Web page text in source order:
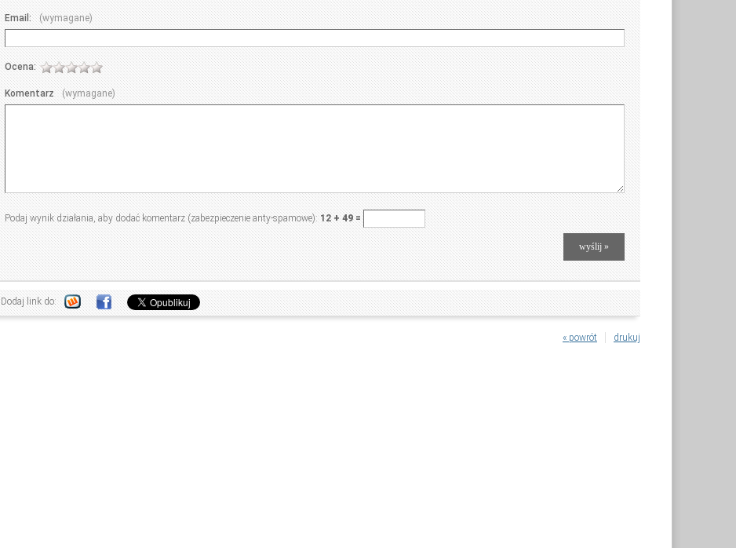
Email: (wymagane)
Ocena:
Komentarz (wymagane)
Podaj wynik działania, aby dodać komentarz (zabezpieczenie anty-spamowe):12 + 49=
Dodaj link do:
drukuj
« powrót